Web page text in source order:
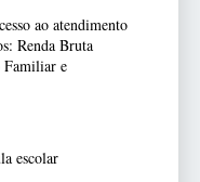
ao atendimento
Renda Bruta
Familiar e
escolar